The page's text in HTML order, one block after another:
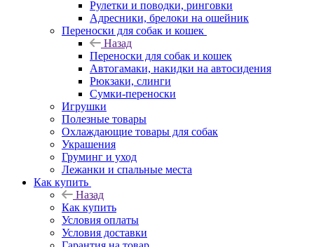
Рулетки и поводки, ринговки
Адресники, брелоки на ошейник
Переноски для собак и кошек
Назад
Переноски для собак и кошек
Автогамаки, накидки на автосидения
Рюкзаки, слинги
Сумки-переноски
Игрушки
Полезные товары
Охлаждающие товары для собак
Украшения
Груминг и уход
Лежанки и спальные места
Как купить
Назад
Как купить
Условия оплаты
Условия доставки